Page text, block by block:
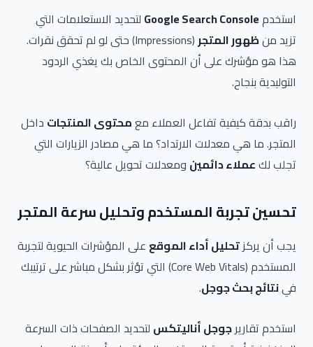
استخدمGoogle Search Console لتحديد الاستعلامات التي
تزيد منظهور المتجر
(Impressions) حتى لو لم تحقق نقرات.
هذا هو مؤشرك على أن المحتوى الخاص بك يغذي الردود
التوليدية بنجاح.
راقب بدقة كيفية تفاعل العملاء معمحتوى المنتجات داخل
المتجر. ما هي معدلات الارتداد؟ ما هي مصادر الزيارات التي
تجلب لكعملاء دائمين ومعدلات تحويل عالية؟
تحسين تجربة المستخدم وتحليل سرعة المتجر
يجب أن يركزتحليل أداء الموقع على المؤشرات الحيوية لتجربة
المستخدم (Core Web Vitals) التي تؤثر بشكل مباشر على ترتيبك
فينتائج بحث جوجل.
استخدم تقاريرجوجل أناليتكس لتحديد الصفحات ذات السرعة